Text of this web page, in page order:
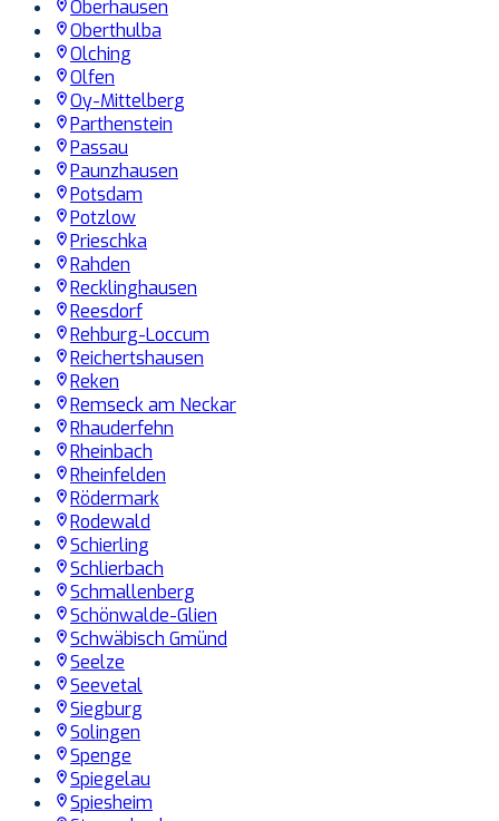
Oberhausen
Oberthulba
Olching
Olfen
Oy-Mittelberg
Parthenstein
Passau
Paunzhausen
Potsdam
Potzlow
Prieschka
Rahden
Recklinghausen
Reesdorf
Rehburg-Loccum
Reichertshausen
Reken
Remseck am Neckar
Rhauderfehn
Rheinbach
Rheinfelden
Rödermark
Rodewald
Schierling
Schlierbach
Schmallenberg
Schönwalde-Glien
Schwäbisch Gmünd
Seelze
Seevetal
Siegburg
Solingen
Spenge
Spiegelau
Spiesheim